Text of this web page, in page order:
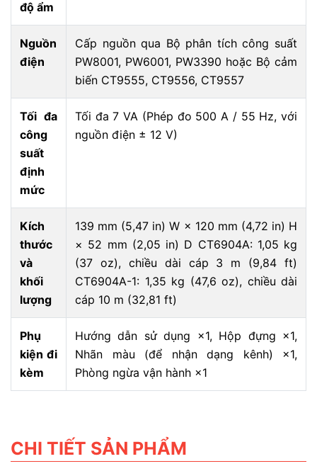
độ ẩm
Nguồn
điện
Cấp nguồn qua Bộ phân tích công suất
PW8001, PW6001, PW3390 hoặc Bộ cảm
biến CT9555, CT9556, CT9557
Tối đa
công
suất
định
mức
Tối đa 7 VA (Phép đo 500 A / 55 Hz, với
nguồn điện ± 12 V)
Kích
thước
và
khối
lượng
139 mm (5,47 in) W × 120 mm (4,72 in) H
× 52 mm (2,05 in) D CT6904A: 1,05 kg
(37 oz), chiều dài cáp 3 m (9,84 ft)
CT6904A-1: 1,35 kg (47,6 oz), chiều dài
cáp 10 m (32,81 ft)
Phụ
kiện đi
kèm
Hướng dẫn sử dụng ×1, Hộp đựng ×1,
Nhãn màu (để nhận dạng kênh) ×1,
Phòng ngừa vận hành ×1
CHI TIẾT SẢN PHẨM